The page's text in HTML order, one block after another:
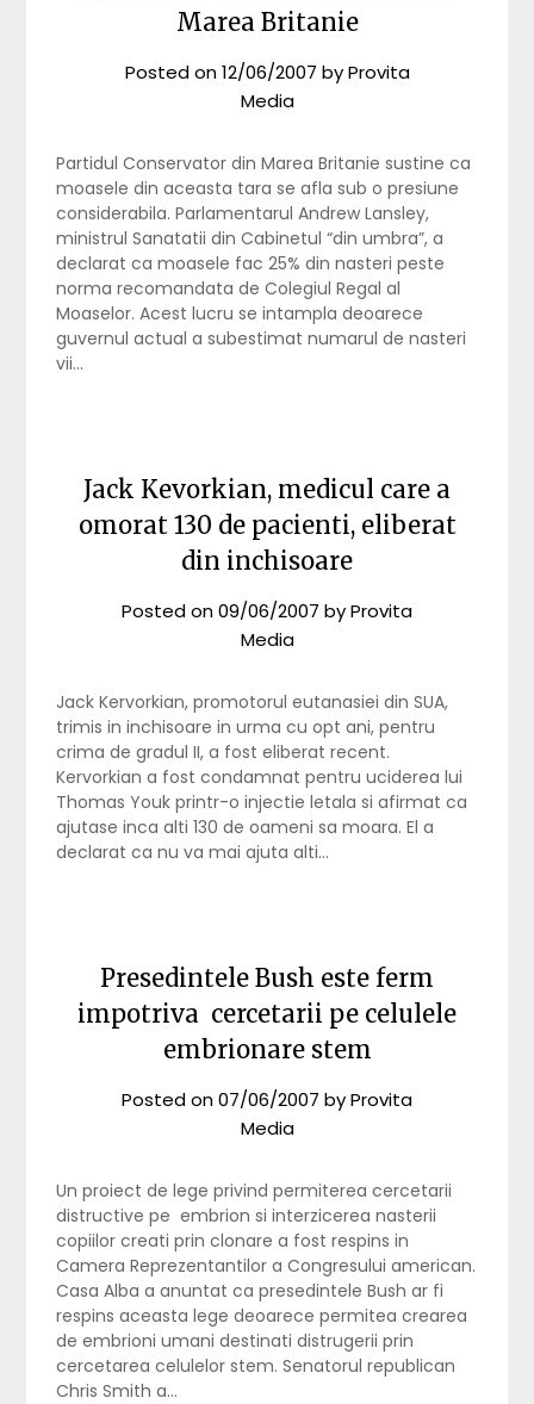
Marea Britanie
Posted on12/06/2007 byProvita
Media
Partidul Conservator din Marea Britanie sustine ca
moasele din aceasta tara se afla sub o presiune
considerabila. Parlamentarul Andrew Lansley,
ministrul Sanatatii din Cabinetul “din umbra”, a
declarat ca moasele fac 25% din nasteri peste
norma recomandata de Colegiul Regal al
Moaselor. Acest lucru se intampla deoarece
guvernul actual a subestimat numarul de nasteri
vii…
Jack Kevorkian, medicul care a
omorat 130 de pacienti, eliberat
din inchisoare
Posted on09/06/2007 byProvita
Media
Jack Kervorkian, promotorul eutanasiei din SUA,
trimis in inchisoare in urma cu opt ani, pentru
crima de gradul II, a fost eliberat recent.
Kervorkian a fost condamnat pentru uciderea lui
Thomas Youk printr-o injectie letala si afirmat ca
ajutase inca alti 130 de oameni sa moara. El a
declarat ca nu va mai ajuta alti…
Presedintele Bush este ferm
impotriva cercetarii pe celulele
embrionare stem
Posted on07/06/2007 byProvita
Media
Un proiect de lege privind permiterea cercetarii
distructive pe embrion si interzicerea nasterii
copiilor creati prin clonare a fost respins in
Camera Reprezentantilor a Congresului american.
Casa Alba a anuntat ca presedintele Bush ar fi
respins aceasta lege deoarece permitea crearea
de embrioni umani destinati distrugerii prin
cercetarea celulelor stem. Senatorul republican
Chris Smith a…